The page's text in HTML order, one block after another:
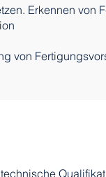
Erkennen von
von